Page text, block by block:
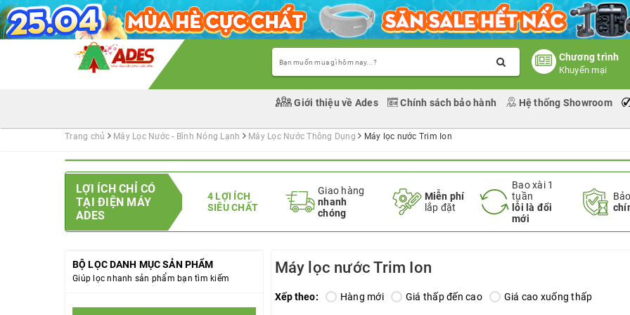
Chương trình
Khuyến mại
Giới thiệu về Ades Chính sách bảo hành Hệ thống Showroom
Trang chủ Máy Lọc Nước - Bình Nóng Lạnh Máy Lọc Nước Thông Dụng Máy lọc nước Trim Ion
LỢI ÍCH CHỈ CÓ
TẠI ĐIỆN MÁY
ADES
4 LỢI ÍCH
SIÊU CHẤT
Giao hàng
nhanh
chóng
Miễn phí
lắp đặt
Bao xài 1
tuần
lỗi là đổi
mới
BỘ LỌC DANH MỤC SẢN PHẨM
Giúp lọc nhanh sản phẩm bạn tìm kiếm
Máy lọc nước Trim Ion
Xếp theo: Hàng mới Giá thấp đến cao Giá cao xuống thấp